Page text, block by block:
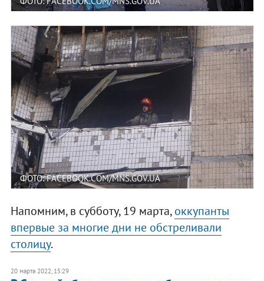
ФОТО: FACEBOOK.COM/MNS.GOV.UA
Напомним, в субботу, 19 марта,оккупанты
впервые за многие дни не обстреливали
столицу.
20 марта 2022, 15:29